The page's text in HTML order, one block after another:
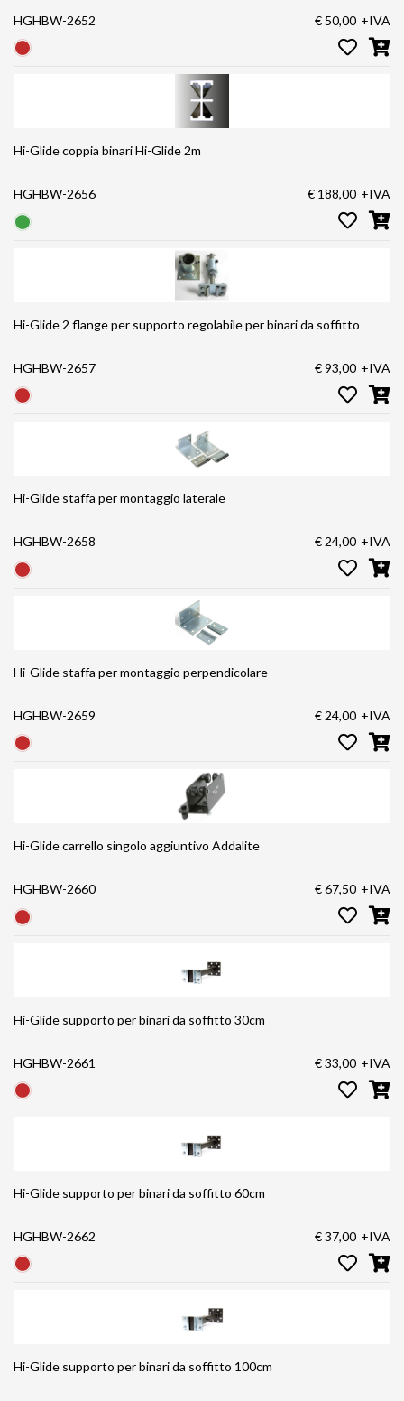
HGHBW-2652 € 50,00 +IVA
Hi-Glide coppia binari Hi-Glide 2m
HGHBW-2656 € 188,00 +IVA
Hi-Glide 2 flange per supporto regolabile per binari da soffitto
HGHBW-2657 € 93,00 +IVA
Hi-Glide staffa per montaggio laterale
HGHBW-2658 € 24,00 +IVA
Hi-Glide staffa per montaggio perpendicolare
HGHBW-2659 € 24,00 +IVA
Hi-Glide carrello singolo aggiuntivo Addalite
HGHBW-2660 € 67,50 +IVA
Hi-Glide supporto per binari da soffitto 30cm
HGHBW-2661 € 33,00 +IVA
Hi-Glide supporto per binari da soffitto 60cm
HGHBW-2662 € 37,00 +IVA
Hi-Glide supporto per binari da soffitto 100cm